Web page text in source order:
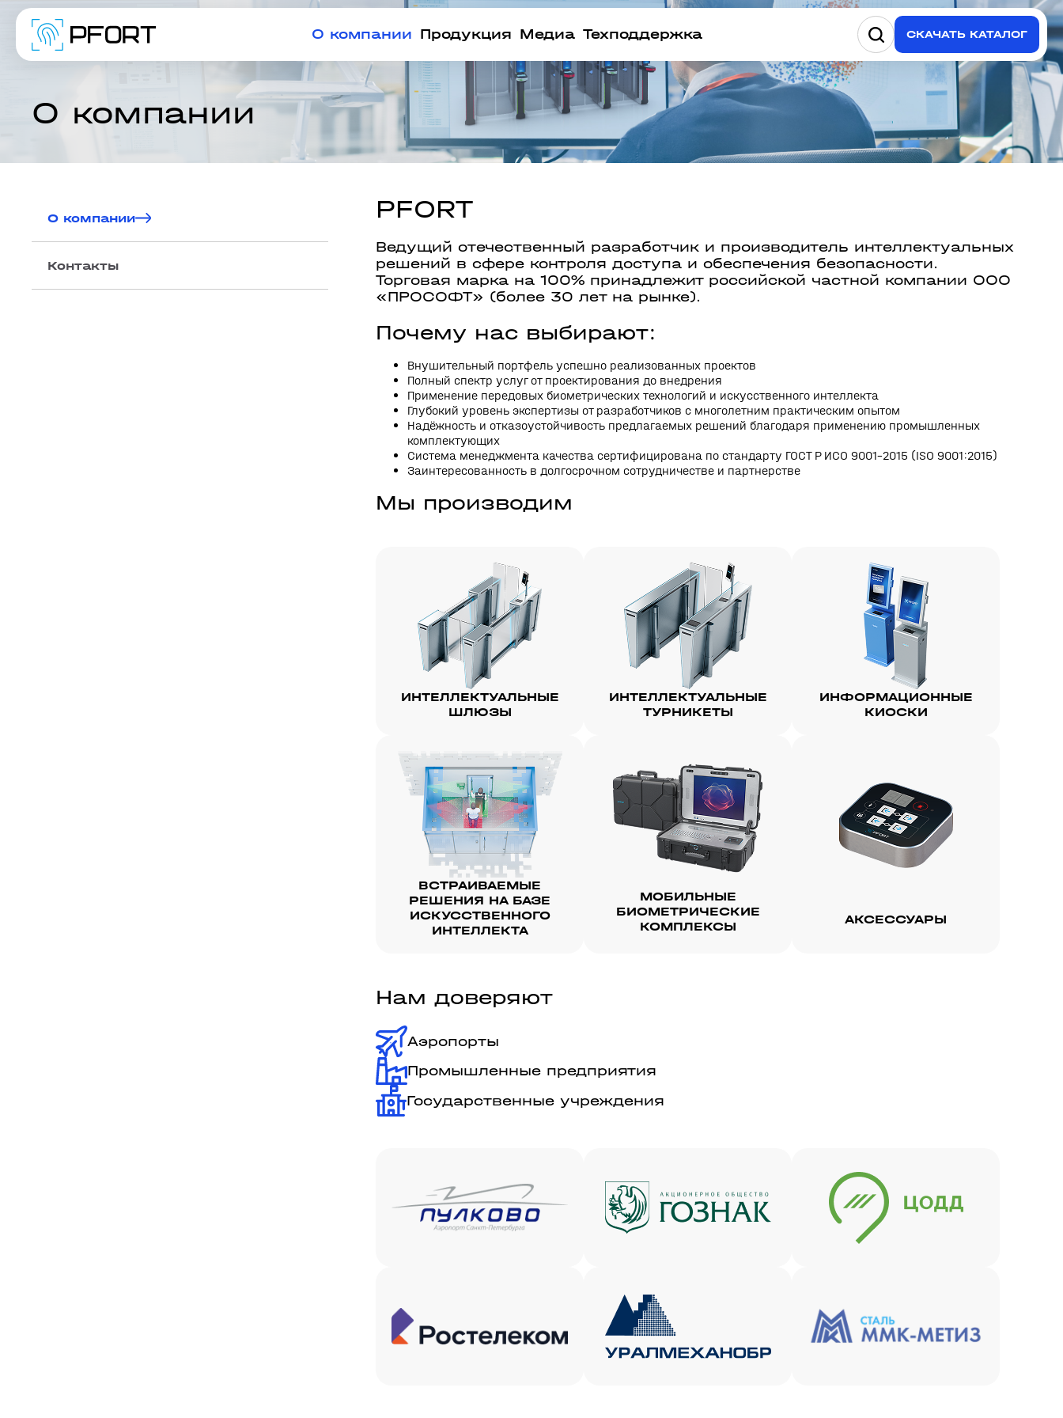
О компании Продукция Медиа Техподдержка СКАЧАТЬ КАТАЛОГ
О компании
О компании
Контакты
PFORT
Ведущий отечественный разработчик и производитель интеллектуальных
решений в сфере контроля доступа и обеспечения безопасности.
Торговая марка на 100% принадлежит российской частной компании ООО
«ПРОСОФТ» (более 30 лет на рынке).
Почему нас выбирают:
Внушительный портфель успешно реализованных проектов
Полный спектр услуг от проектирования до внедрения
Применение передовых биометрических технологий и искусственного интеллекта
Глубокий уровень экспертизы от разработчиков с многолетним практическим опытом
Надёжность и отказоустойчивость предлагаемых решений благодаря применению промышленных
комплектующих
Система менеджмента качества сертифицирована по стандарту ГОСТ Р ИСО 9001–2015 (ISO 9001:2015)
Заинтересованность в долгосрочном сотрудничестве и партнерстве
Мы производим
ИНТЕЛЛЕКТУАЛЬНЫЕ
ШЛЮЗЫ
ИНТЕЛЛЕКТУАЛЬНЫЕ
ТУРНИКЕТЫ
ИНФОРМАЦИОННЫЕ
КИОСКИ
ВСТРАИВАЕМЫЕ
РЕШЕНИЯ НА БАЗЕ
ИСКУССТВЕННОГО
ИНТЕЛЛЕКТА
МОБИЛЬНЫЕ
БИОМЕТРИЧЕСКИЕ
КОМПЛЕКСЫ
АКСЕССУАРЫ
Нам доверяют
Аэропорты
Промышленные предприятия
Государственные учреждения